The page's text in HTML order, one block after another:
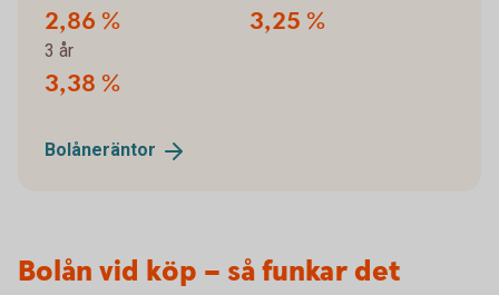
2,86 % 3,25 %
3 år
3,38 %
Bolåneräntor
Bolån vid köp – så funkar det